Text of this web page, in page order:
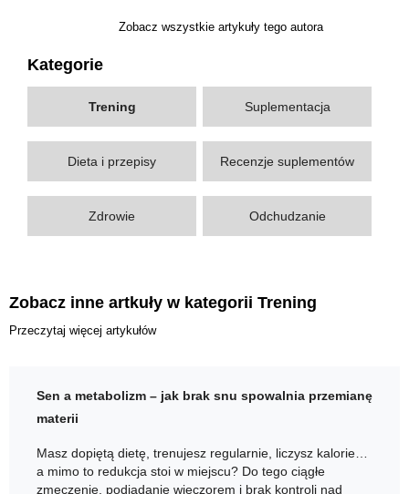
Kategorie
Trening Suplementacja
Dieta i przepisy Recenzje suplementów
Zdrowie Odchudzanie
Zobacz wszystkie artykuły tego autora
Zobacz inne artkuły w kategorii Trening
Przeczytaj więcej artykułów
Sen a metabolizm – jak brak snu spowalnia przemianę
materii
Masz dopiętą dietę, trenujesz regularnie, liczysz kalorie…
a mimo to redukcja stoi w miejscu? Do tego ciągłe
zmęczenie, podjadanie wieczorem i brak kontroli nad